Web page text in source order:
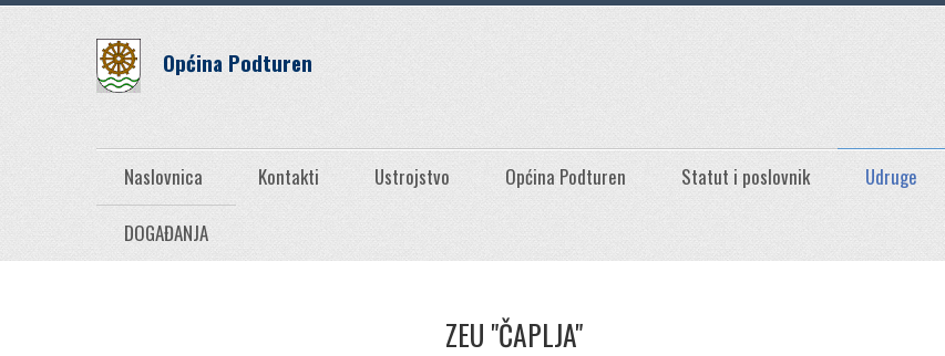
Općina Podturen
Naslovnica Kontakti Ustrojstvo Općina Podturen Statut i poslovnik Udruge
DOGAĐANJA
ZEU "ČAPLJA"